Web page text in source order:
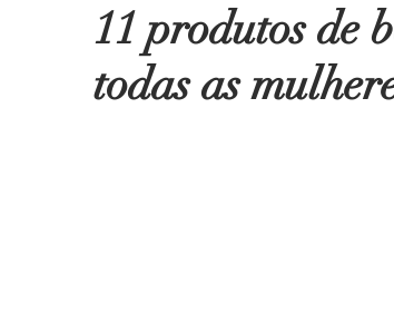
11 produtos de
todas as